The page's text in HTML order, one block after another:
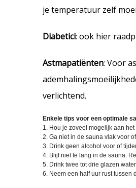
je temperatuur zelf
Diabetici: ook hier
Astmapatiënten: Voor
verlichtend.
Enkele tips voor een optimale
1. Hou je zoveel mogelijk aan
2. Ga niet in de sauna vlak voor
3. Drink geen alcohol voor of
4. Blijf niet te lang in de sauna.
5. Drink twee tot drie glazen
6. Neem een half uur rust tussen